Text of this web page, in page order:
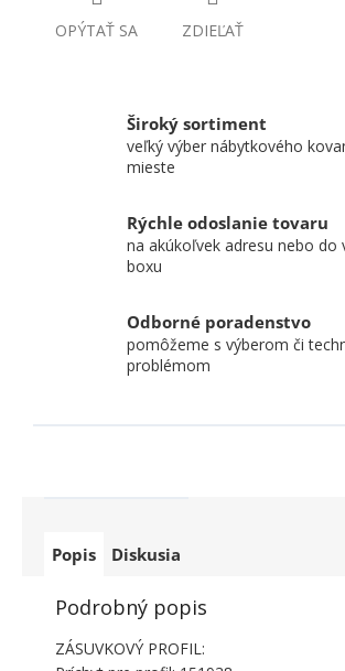
OPÝTAŤ SA ZDIEĽAŤ
Široký sortiment
veľký výber nábytkového
mieste
Rýchle odoslanie tovaru
na akúkoľvek adresu nebo do
boxu
Odborné poradenstvo
pomôžeme s výberom či
problémom
Popis Diskusia
Podrobný popis
ZÁSUVKOVÝ PROFIL: